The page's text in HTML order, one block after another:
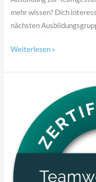
mehr wissen? Dich
nächsten
Weiterlesen »
Informations
10.07.2026